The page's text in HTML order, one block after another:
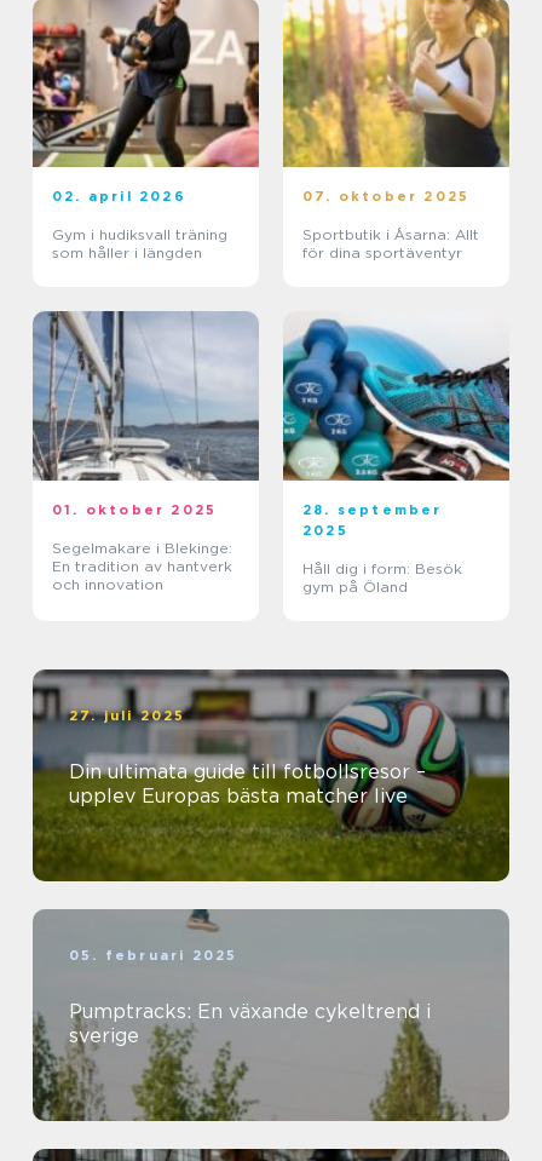
02. april 2026
Gym i hudiksvall träning
som håller i längden
07. oktober 2025
Sportbutik i Åsarna: Allt
för dina sportäventyr
01. oktober 2025
Segelmakare i Blekinge:
En tradition av hantverk
och innovation
28. september
2025
Håll dig i form: Besök
gym på Öland
27. juli 2025
Din ultimata guide till fotbollsresor –
upplev Europas bästa matcher live
05. februari 2025
Pumptracks: En växande cykeltrend i
sverige